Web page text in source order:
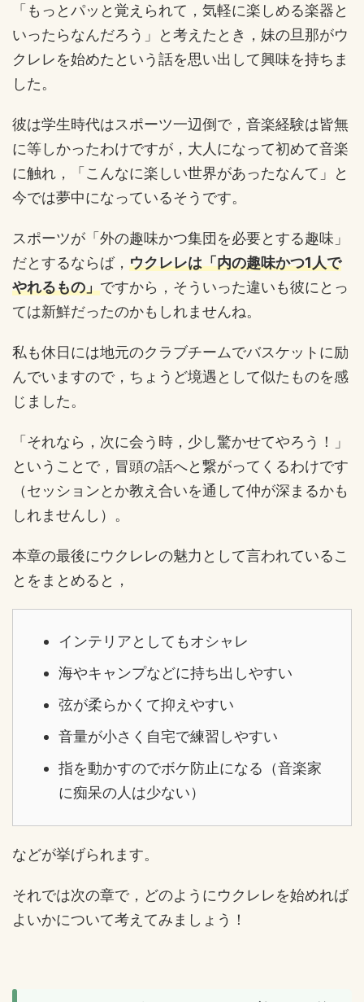
「もっとパッと覚えられて，気軽に楽しめる楽器と
いったらなんだろう」と考えたとき，妹の旦那がウ
クレレを始めたという話を思い出して興味を持ちま
した。
彼は学生時代はスポーツ一辺倒で，音楽経験は皆無
に等しかったわけですが，大人になって初めて音楽
に触れ，「こんなに楽しい世界があったなんて」と
今では夢中になっているそうです。
スポーツが「外の趣味かつ集団を必要とする趣味」
だとするならば， ウクレレは「内の趣味かつ1人で
やれるもの」ですから，そういった違いも彼にとっ
ては新鮮だったのかもしれませんね。
私も休日には地元のクラブチームでバスケットに励
んでいますので，ちょうど境遇として似たものを感
じました。
「それなら，次に会う時，少し驚かせてやろう！」
ということで，冒頭の話へと繋がってくるわけです
（セッションとか教え合いを通して仲が深まるかも
しれませんし）。
本章の最後にウクレレの魅力として言われているこ
とをまとめると，
インテリアとしてもオシャレ
海やキャンプなどに持ち出しやすい
弦が柔らかくて抑えやすい
音量が小さく自宅で練習しやすい
指を動かすのでボケ防止になる（音楽家
に痴呆の人は少ない）
などが挙げられます。
それでは次の章で，どのようにウクレレを始めれば
よいかについて考えてみましょう！